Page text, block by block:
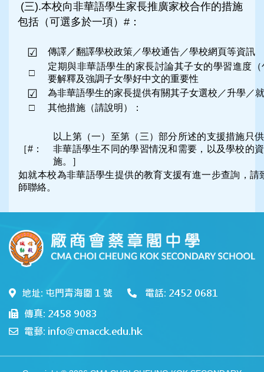
(三).本校向非華語學生家長推廣家校合作的措施
包括（可選多於一項）#：
☑ 傳譯／翻譯學校政策／學校通告／學校網頁等資訊
□
定期與非華語學生的家長討論其子女的學習進度
要解釋及強調子女學好中文的重要性
☑
為非華語學生的家長提供有關其子女選校／升學／
□
其他措施（請說明）：
［#：
以上第（一）至第（三）部分所述的支援措施只
非華語學生不同的學習情況和需要，以及學校的
施。］
如就本校為非華語學生提供的教育支援有進一步查詢，請
師聯絡。
地址: 屯門青海圍 1 號
電話: 2452 0681
傳真: 2458 9083
電郵: info@cmacck.edu.hk